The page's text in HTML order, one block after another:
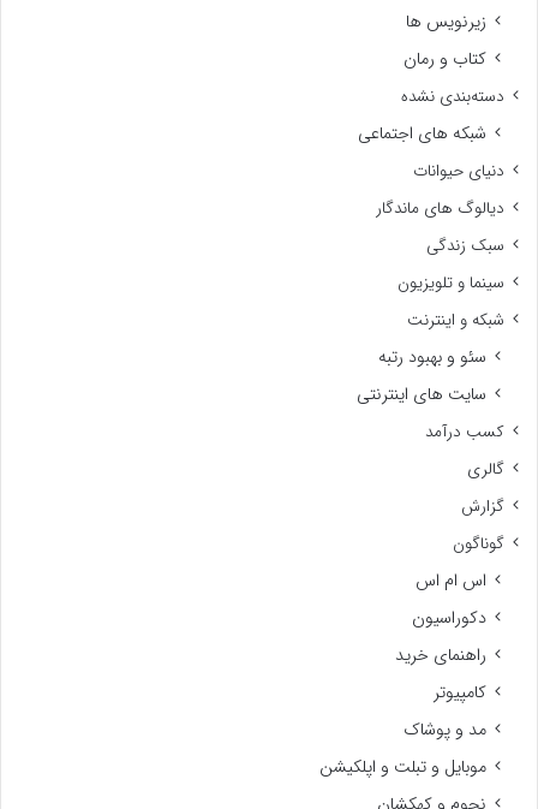
زیرنویس ها
کتاب و رمان
دسته‌بندی نشده
شبکه های اجتماعی
دنیای حیوانات
دیالوگ های ماندگار
سبک زندگی
سینما و تلویزیون
شبکه و اینترنت
سئو و بهبود رتبه
سایت های اینترنتی
کسب درآمد
گالری
گزارش
گوناگون
اس ام اس
دکوراسیون
راهنمای خرید
کامپیوتر
مد و پوشاک
موبایل و تبلت و اپلکیشن